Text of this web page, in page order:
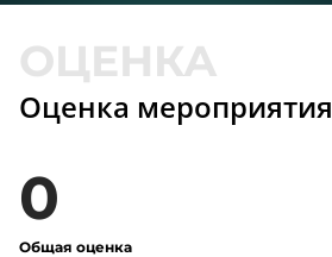
Оценка мероприятия
0
Общая оценка